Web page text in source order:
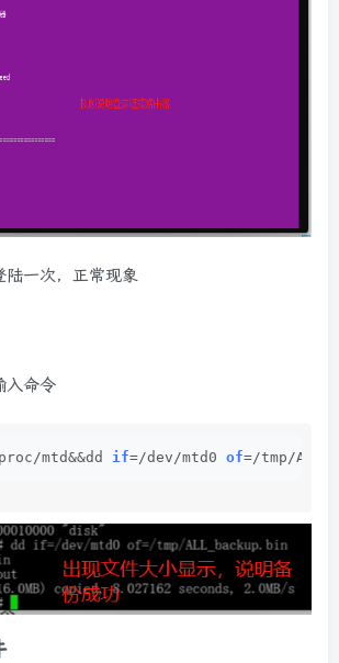
陆一次，正常现象
入命令
mtd&&dd if=/dev/mtd0 of=/tmp/